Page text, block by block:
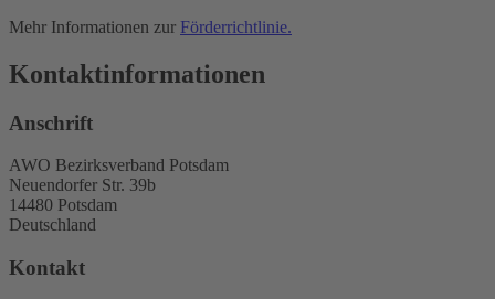
Mehr Informationen zur Förderrichtlinie.
Kontaktinformationen
Anschrift
AWO Bezirksverband Potsdam
Neuendorfer Str. 39b
14480 Potsdam
Deutschland
Kontakt